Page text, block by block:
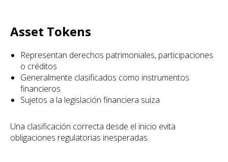
Asset Tokens
Representan derechos patrimoniales, participaciones
o créditos
Generalmente clasificados como instrumentos
financieros
Sujetos a la legislación financiera suiza
Una clasificación correcta desde el inicio evita
obligaciones regulatorias inesperadas.